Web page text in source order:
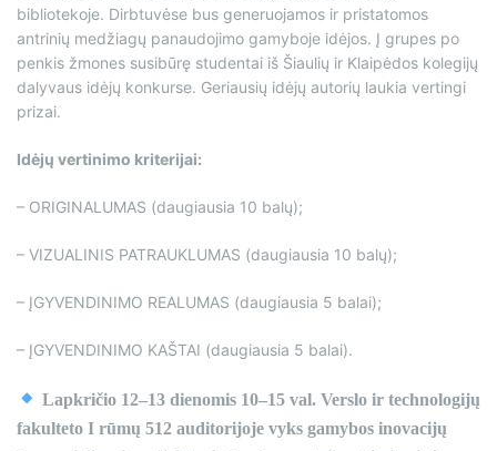
bibliotekoje. Dirbtuvėse bus generuojamos ir pristatomos
antrinių medžiagų panaudojimo gamyboje idėjos. Į grupes po
penkis žmones susibūrę studentai iš Šiaulių ir Klaipėdos kolegijų
dalyvaus idėjų konkurse. Geriausių idėjų autorių laukia vertingi
prizai.
Idėjų vertinimo kriterijai:
– ORIGINALUMAS (daugiausia 10 balų);
– VIZUALINIS PATRAUKLUMAS (daugiausia 10 balų);
– ĮGYVENDINIMO REALUMAS (daugiausia 5 balai);
– ĮGYVENDINIMO KAŠTAI (daugiausia 5 balai).
Lapkričio 12–13 dienomis 10–15 val. Verslo ir technologijų
fakulteto I rūmų 512 auditorijoje vyks gamybos inovacijų